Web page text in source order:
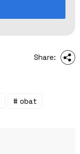
Share:
# obat